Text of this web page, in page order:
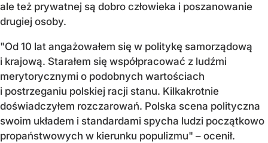
ale też prywatnej są dobro człowieka i poszanowanie
drugiej osoby.
"Od 10 lat angażowałem się w politykę samorządową
i krajową. Starałem się współpracować z ludźmi
merytorycznymi o podobnych wartościach
i postrzeganiu polskiej racji stanu. Kilkakrotnie
doświadczyłem rozczarowań. Polska scena polityczna
swoim układem i standardami spycha ludzi początkowo
propaństwowych w kierunku populizmu" – ocenił.